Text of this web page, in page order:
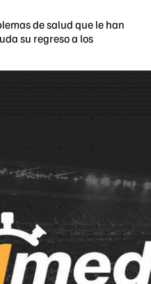
de salud que le han
su regreso a los